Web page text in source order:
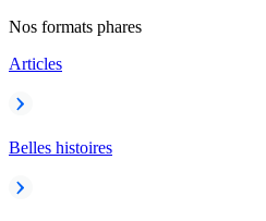
Nos formats phares
Articles
Belles histoires